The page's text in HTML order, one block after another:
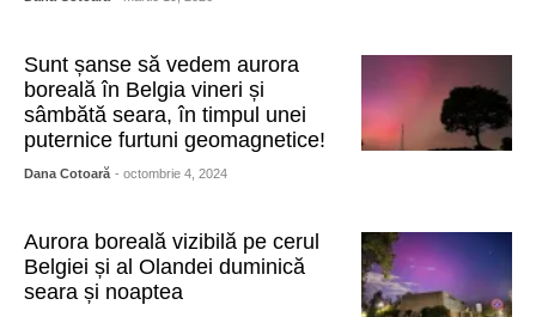
Sunt șanse să vedem aurora
boreală în Belgia vineri și
sâmbătă seara, în timpul unei
puternice furtuni geomagnetice!
Dana Cotoară - octombrie 4, 2024
Aurora boreală vizibilă pe cerul
Belgiei și al Olandei duminică
seara și noaptea